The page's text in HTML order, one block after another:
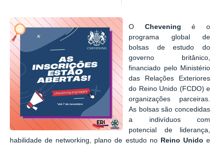
O Chevening é o
programa global de
bolsas de estudo do
governo britânico,
financiado pelo Ministério
das Relações Exteriores
do Reino Unido (FCDO) e
organizações parceiras.
As bolsas são concedidas
a indivíduos com
potencial de liderança,
habilidade de networking, plano de estudo no Reino Unido e